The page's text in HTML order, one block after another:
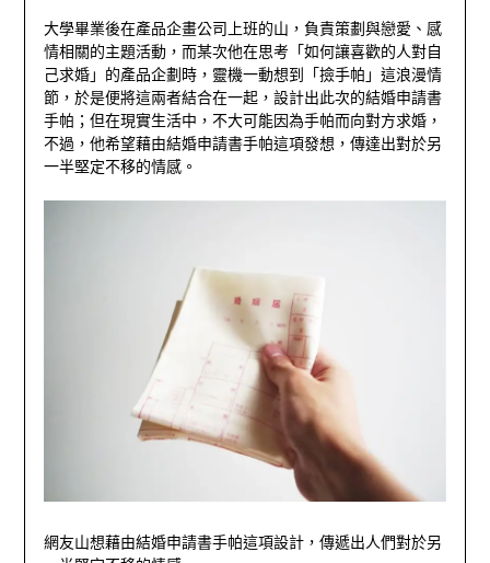
大學畢業後在產品企畫公司上班的山，負責策劃與戀愛、感
情相關的主題活動，而某次他在思考「如何讓喜歡的人對自
己求婚」的產品企劃時，靈機一動想到「撿手帕」這浪漫情
節，於是便將這兩者結合在一起，設計出此次的結婚申請書
手帕；但在現實生活中，不大可能因為手帕而向對方求婚，
不過，他希望藉由結婚申請書手帕這項發想，傳達出對於另
一半堅定不移的情感。
網友山想藉由結婚申請書手帕這項設計，傳遞出人們對於另